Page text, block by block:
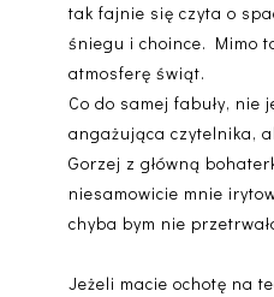
tak fajnie się czyta o
śniegu i choince. Mimo
atmosferę świąt.
Co do samej fabuły, nie
angażująca czytelnika,
Gorzej z główną
niesamowicie mnie
chyba bym nie
Jeżeli macie ochotę na